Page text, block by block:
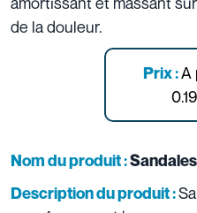
de la douleur.
Prix :A
Nom du produit :
Description du produit :